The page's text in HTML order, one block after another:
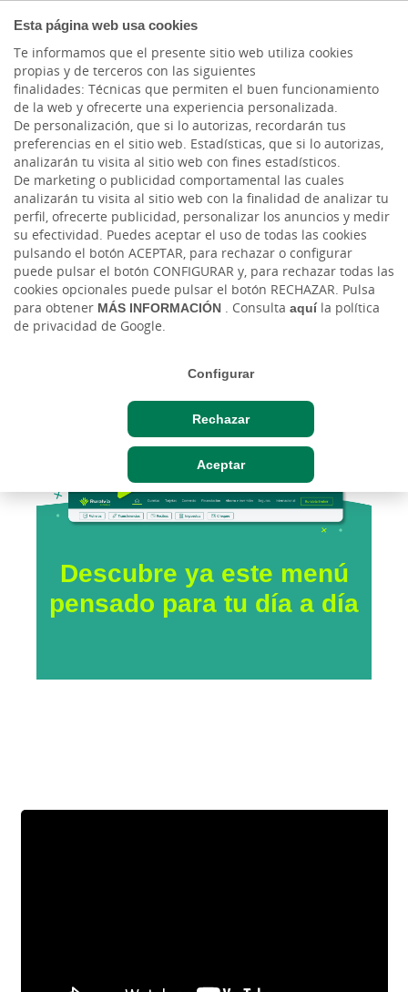
Esta página web usa cookies
Te informamos que el presente sitio web utiliza cookies
propias y de terceros con las siguientes
finalidades: Técnicas que permiten el buen funcionamiento
de la web y ofrecerte una experiencia personalizada.
De personalización, que si lo autorizas, recordarán tus
preferencias en el sitio web. Estadísticas, que si lo autorizas,
analizarán tu visita al sitio web con fines estadísticos.
De marketing o publicidad comportamental las cuales
analizarán tu visita al sitio web con la finalidad de analizar tu
perfil, ofrecerte publicidad, personalizar los anuncios y medir
su efectividad. Puedes aceptar el uso de todas las cookies
pulsando el botón ACEPTAR, para rechazar o configurar
puede pulsar el botón CONFIGURAR y, para rechazar todas las
cookies opcionales puede pulsar el botón RECHAZAR. Pulsa
para obtener MÁS INFORMACIÓN . Consulta aquíla política
de privacidad de Google.
Configurar
Rechazar
Aceptar
Cargando contenido, por favor espere...
Descubre ya este menú
pensado para tu día a día